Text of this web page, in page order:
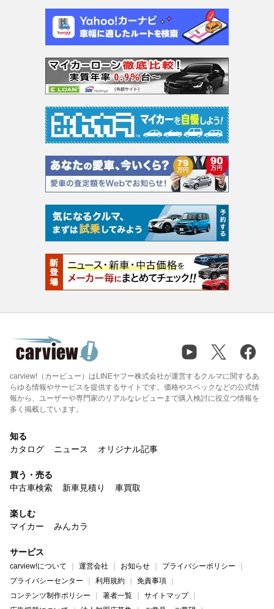
carview!（カービュー）はLINEヤフー株式会社が運営するクルマに関するあ
らゆる情報やサービスを提供するサイトです。価格やスペックなどの公式情
報から、ユーザーや専門家のリアルなレビューまで購入検討に役立つ情報を
多く掲載しています。
知る
カタログ
ニュース オリジナル記事
買う・売る
中古車検索
新車見積り 車買取
楽しむ
マイカー
みんカラ
サービス
carview!について 運営会社 お知らせ
プライバシーポリシー
プライバシーセンター
利用規約
免責事項
コンテンツ制作ポリシー
著者一覧
サイトマップ